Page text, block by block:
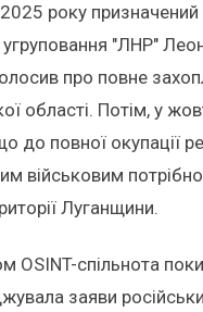
року
"ЛНР"
про повне
області. Потім, у
до повної окупації
військовим
Луганщини.
OSINT-спільнота
заяви